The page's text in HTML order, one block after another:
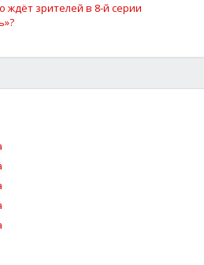
ждёт зрителей в 8-й серии